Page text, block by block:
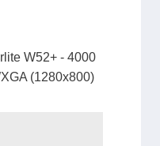
W52+ - 4000
(1280x800)